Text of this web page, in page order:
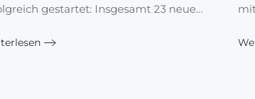
gestartet: Insgesamt 23 neue…